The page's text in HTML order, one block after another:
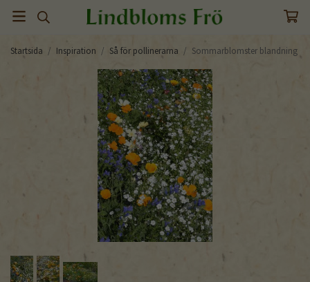
Startsida / Inspiration / Så för pollinerarna / Sommarblomster blandning